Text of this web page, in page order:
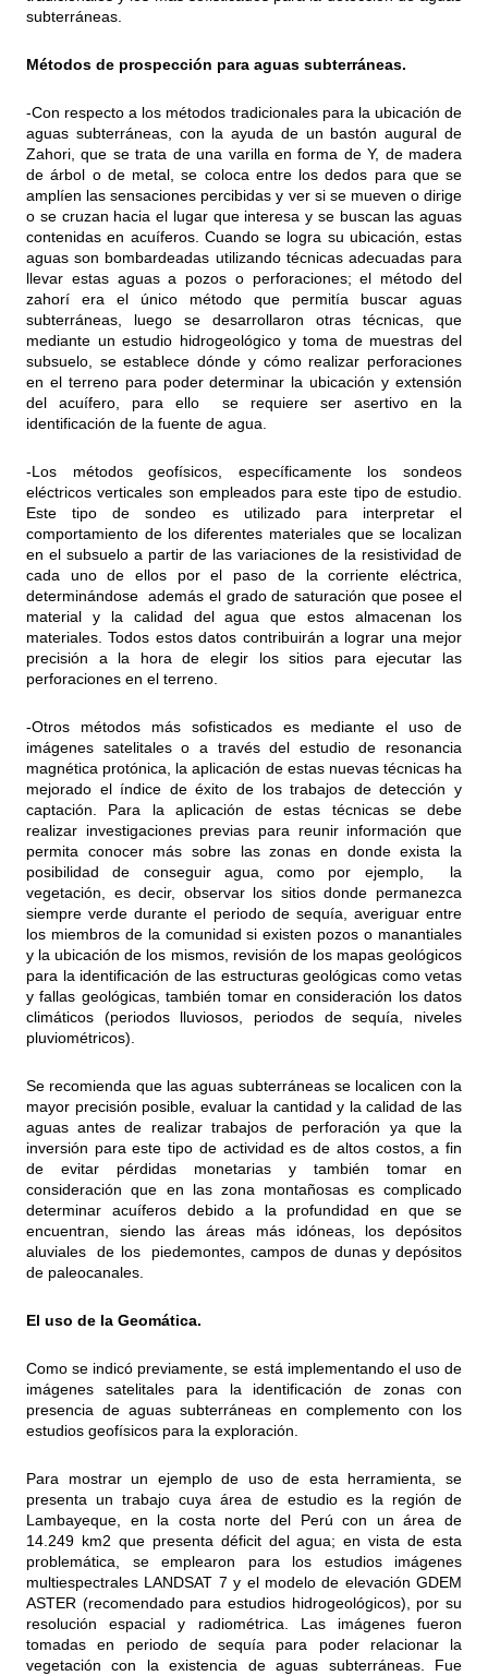
subterráneas.
Métodos de prospección para aguas subterráneas.
-Con respecto a los métodos tradicionales para la ubicación de
aguas subterráneas, con la ayuda de un bastón augural de
Zahori, que se trata de una varilla en forma de Y, de madera
de árbol o de metal, se coloca entre los dedos para que se
amplíen las sensaciones percibidas y ver si se mueven o dirige
o se cruzan hacia el lugar que interesa y se buscan las aguas
contenidas en acuíferos. Cuando se logra su ubicación, estas
aguas son bombardeadas utilizando técnicas adecuadas para
llevar estas aguas a pozos o perforaciones; el método del
zahorí era el único método que permitía buscar aguas
subterráneas, luego se desarrollaron otras técnicas, que
mediante un estudio hidrogeológico y toma de muestras del
subsuelo, se establece dónde y cómo realizar perforaciones
en el terreno para poder determinar la ubicación y extensión
del acuífero, para ello se requiere ser asertivo en la
identificación de la fuente de agua.
-Los métodos geofísicos, específicamente los sondeos
eléctricos verticales son empleados para este tipo de estudio.
Este tipo de sondeo es utilizado para interpretar el
comportamiento de los diferentes materiales que se localizan
en el subsuelo a partir de las variaciones de la resistividad de
cada uno de ellos por el paso de la corriente eléctrica,
determinándose además el grado de saturación que posee el
material y la calidad del agua que estos almacenan los
materiales. Todos estos datos contribuirán a lograr una mejor
precisión a la hora de elegir los sitios para ejecutar las
perforaciones en el terreno.
-Otros métodos más sofisticados es mediante el uso de
imágenes satelitales o a través del estudio de resonancia
magnética protónica, la aplicación de estas nuevas técnicas ha
mejorado el índice de éxito de los trabajos de detección y
captación. Para la aplicación de estas técnicas se debe
realizar investigaciones previas para reunir información que
permita conocer más sobre las zonas en donde exista la
posibilidad de conseguir agua, como por ejemplo, la
vegetación, es decir, observar los sitios donde permanezca
siempre verde durante el periodo de sequía, averiguar entre
los miembros de la comunidad si existen pozos o manantiales
y la ubicación de los mismos, revisión de los mapas geológicos
para la identificación de las estructuras geológicas como vetas
y fallas geológicas, también tomar en consideración los datos
climáticos (periodos lluviosos, periodos de sequía, niveles
pluviométricos).
Se recomienda que las aguas subterráneas se localicen con la
mayor precisión posible, evaluar la cantidad y la calidad de las
aguas antes de realizar trabajos de perforación ya que la
inversión para este tipo de actividad es de altos costos, a fin
de evitar pérdidas monetarias y también tomar en
consideración que en las zona montañosas es complicado
determinar acuíferos debido a la profundidad en que se
encuentran, siendo las áreas más idóneas, los depósitos
aluviales de los piedemontes, campos de dunas y depósitos
de paleocanales.
El uso de la Geomática.
Como se indicó previamente, se está implementando el uso de
imágenes satelitales para la identificación de zonas con
presencia de aguas subterráneas en complemento con los
estudios geofísicos para la exploración.
Para mostrar un ejemplo de uso de esta herramienta, se
presenta un trabajo cuya área de estudio es la región de
Lambayeque, en la costa norte del Perú con un área de
14.249 km2 que presenta déficit del agua; en vista de esta
problemática, se emplearon para los estudios imágenes
multiespectrales LANDSAT 7 y el modelo de elevación GDEM
ASTER (recomendado para estudios hidrogeológicos), por su
resolución espacial y radiométrica. Las imágenes fueron
tomadas en periodo de sequía para poder relacionar la
vegetación con la existencia de aguas subterráneas. Fue